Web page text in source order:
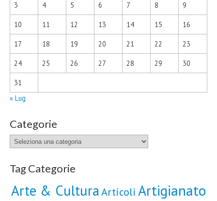
3 4 5 6 7 8 9
10 11 12 13 14 15 16
17 18 19 20 21 22 23
24 25 26 27 28 29 30
31
« Lug
Categorie
Categorie
Tag Categorie
Arte & CulturaArticoli Artigianato